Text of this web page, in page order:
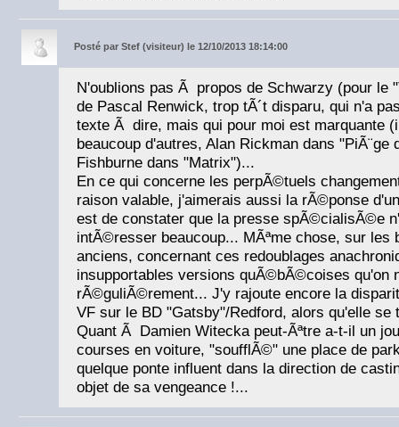
Posté par Stef (visiteur) le 12/10/2013 18:14:00
N'oublions pas Ã propos de Schwarzy (pour le
de Pascal Renwick, trop tÃ´t disparu, qui n'a
texte Ã dire, mais qui pour moi est marquante
beaucoup d'autres, Alan Rickman dans "PiÃ¨ge
Fishburne dans "Matrix")...
En ce qui concerne les perpÃ©tuels
raison valable, j'aimerais aussi la rÃ©ponse
est de constater que la presse spÃ©cialisÃ©e
intÃ©resser beaucoup... MÃªme chose, sur les
anciens, concernant ces redoublages
insupportables versions quÃ©bÃ©coises qu'on
rÃ©guliÃ©rement... J'y rajoute encore la
VF sur le BD "Gatsby"/Redford, alors qu'elle se
Quant Ã Damien Witecka peut-Ãªtre a-t-il un
courses en voiture, "soufflÃ©" une place de
quelque ponte influent dans la direction de
objet de sa vengeance !...